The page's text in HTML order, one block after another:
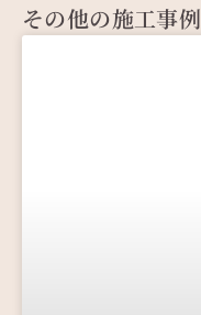
その他の施工事例